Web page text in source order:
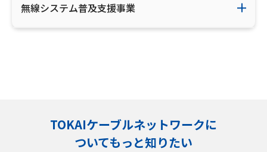
ウェブサイトのご利用について
放送番組審議会議事録
無線システム普及支援事業
TOKAIケーブルネットワークに
ついてもっと知りたい